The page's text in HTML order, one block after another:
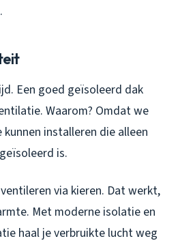
Een goed geïsoleerd dak
Waarom? Omdat we
installeren die alleen
is.
via kieren. Dat werkt,
Met moderne isolatie en
haal je verbruikte lucht weg